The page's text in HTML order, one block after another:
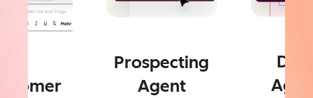
Prospecting
Agent